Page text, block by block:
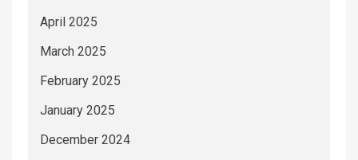
April 2025
March 2025
February 2025
January 2025
December 2024